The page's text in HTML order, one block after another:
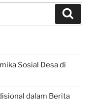
Sosial Desa di
dalam Berita